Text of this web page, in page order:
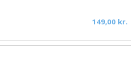
149,00 kr.